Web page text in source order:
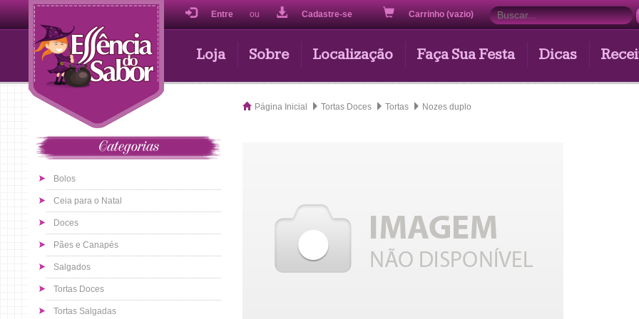
Entre ou Cadastre-se Carrinho (vazio)
Loja Sobre Localização Faça Sua Festa Dicas
Categorias
Bolos
Ceia para o Natal
Doces
Pães e Canapés
Salgados
Tortas Doces
Tortas Salgadas
Página Inicial Tortas Doces Tortas Nozes duplo